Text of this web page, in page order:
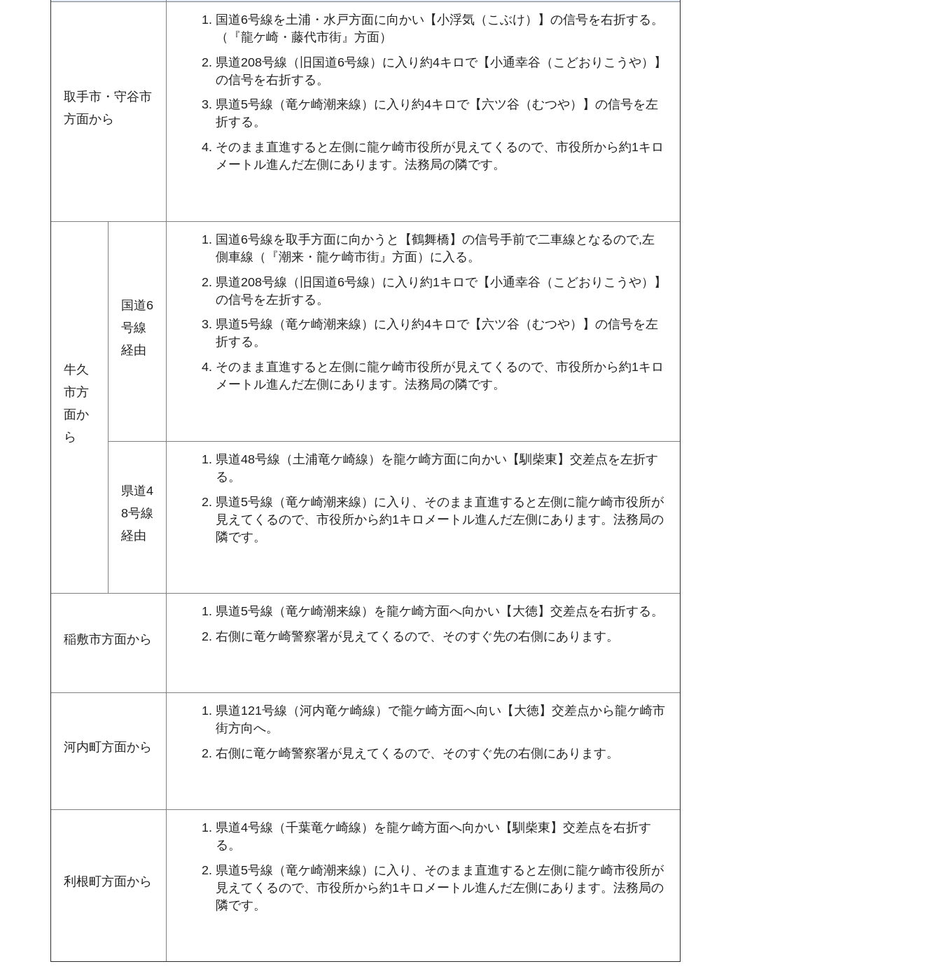
取手市・守谷市
方面から
国道6号線を土浦・水戸方面に向かい【小浮気（こぶけ）】の信号を右折する。
（『龍ケ崎・藤代市街』方面）
県道208号線（旧国道6号線）に入り約4キロで【小通幸谷（こどおりこうや）】
の信号を右折する。
県道5号線（竜ケ崎潮来線）に入り約4キロで【六ツ谷（むつや）】の信号を左
折する。
そのまま直進すると左側に龍ケ崎市役所が見えてくるので、市役所から約1キロ
メートル進んだ左側にあります。法務局の隣です。
牛久
市方
面か
ら
国道6
号線
経由
国道6号線を取手方面に向かうと【鶴舞橋】の信号手前で二車線となるので,左
側車線（『潮来・龍ケ崎市街』方面）に入る。
県道208号線（旧国道6号線）に入り約1キロで【小通幸谷（こどおりこうや）】
の信号を左折する。
県道5号線（竜ケ崎潮来線）に入り約4キロで【六ツ谷（むつや）】の信号を左
折する。
そのまま直進すると左側に龍ケ崎市役所が見えてくるので、市役所から約1キロ
メートル進んだ左側にあります。法務局の隣です。
県道4
8号線
経由
県道48号線（土浦竜ケ崎線）を龍ケ崎方面に向かい【馴柴東】交差点を左折す
る。
県道5号線（竜ケ崎潮来線）に入り、そのまま直進すると左側に龍ケ崎市役所が
見えてくるので、市役所から約1キロメートル進んだ左側にあります。法務局の
隣です。
稲敷市方面から
県道5号線（竜ケ崎潮来線）を龍ケ崎方面へ向かい【大徳】交差点を右折する。
右側に竜ケ崎警察署が見えてくるので、そのすぐ先の右側にあります。
河内町方面から
県道121号線（河内竜ケ崎線）で龍ケ崎方面へ向い【大徳】交差点から龍ケ崎市
街方向へ。
右側に竜ケ崎警察署が見えてくるので、そのすぐ先の右側にあります。
利根町方面から
県道4号線（千葉竜ケ崎線）を龍ケ崎方面へ向かい【馴柴東】交差点を右折す
る。
県道5号線（竜ケ崎潮来線）に入り、そのまま直進すると左側に龍ケ崎市役所が
見えてくるので、市役所から約1キロメートル進んだ左側にあります。法務局の
隣です。